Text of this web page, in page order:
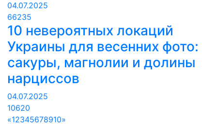
04.07.2025
66235
10 невероятных локаций
Украины для весенних фото:
сакуры, магнолии и долины
нарциссов
04.07.2025
10620
«12345678910»